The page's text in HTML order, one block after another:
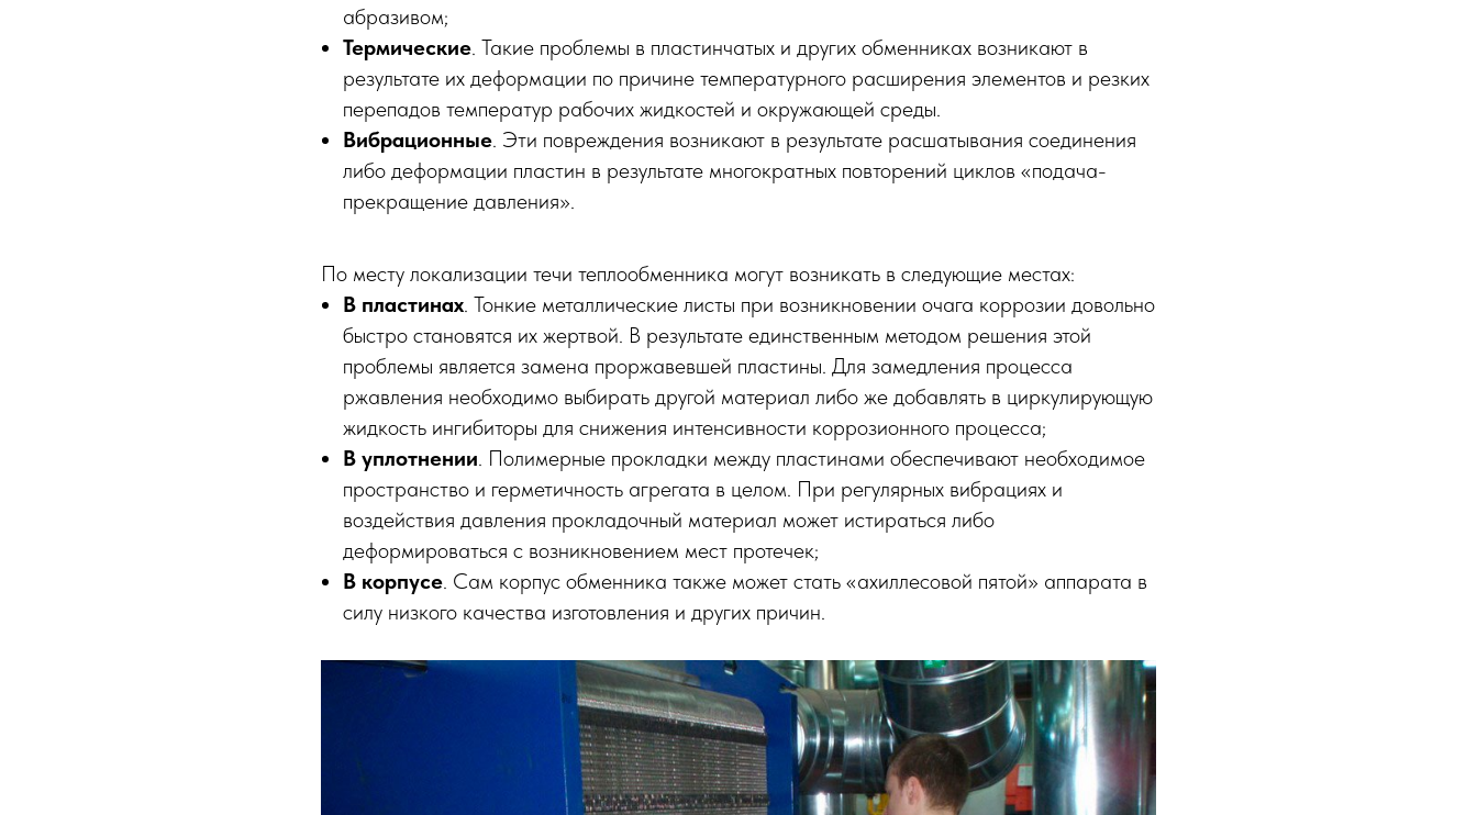
абразивом;
Термические. Такие проблемы в пластинчатых и других обменниках возникают в
результате их деформации по причине температурного расширения элементов и резких
перепадов температур рабочих жидкостей и окружающей среды.
Вибрационные. Эти повреждения возникают в результате расшатывания соединения
либо деформации пластин в результате многократных повторений циклов «подача-
прекращение давления».
По месту локализации течи теплообменника могут возникать в следующие местах:
В пластинах. Тонкие металлические листы при возникновении очага коррозии довольно
быстро становятся их жертвой. В результате единственным методом решения этой
проблемы является замена проржавевшей пластины. Для замедления процесса
ржавления необходимо выбирать другой материал либо же добавлять в циркулирующую
жидкость ингибиторы для снижения интенсивности коррозионного процесса;
В уплотнении. Полимерные прокладки между пластинами обеспечивают необходимое
пространство и герметичность агрегата в целом. При регулярных вибрациях и
воздействия давления прокладочный материал может истираться либо
деформироваться с возникновением мест протечек;
В корпусе. Сам корпус обменника также может стать «ахиллесовой пятой» аппарата в
силу низкого качества изготовления и других причин.